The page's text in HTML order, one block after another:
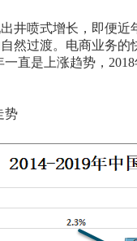
井喷式增长，即便
然过渡。电商业务
直是上涨趋势，
势